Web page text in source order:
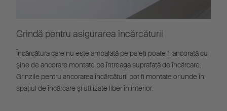
Grindă pentru asigurarea încărcăturii
Încărcătura care nu este ambalată pe paleţi poate fi ancorată cu
şine de ancorare montate pe întreaga suprafaţă de încărcare.
Grinzile pentru ancorarea încărcăturii pot fi montate oriunde în
spaţiul de încărcare şi utilizate liber în interior.